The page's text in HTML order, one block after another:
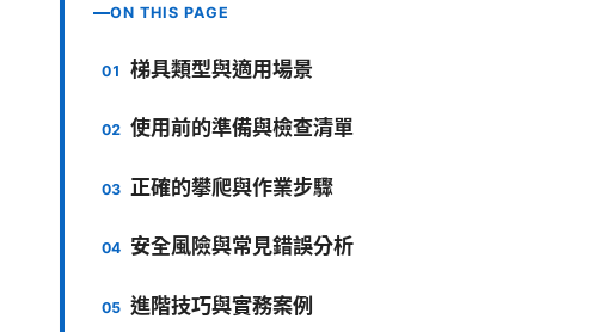
ON THIS PAGE
梯具類型與適用場景
使用前的準備與檢查清單
正確的攀爬與作業步驟
安全風險與常見錯誤分析
進階技巧與實務案例